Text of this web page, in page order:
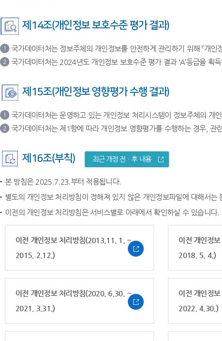
제14조(개인정보 보호수준 평가 결과)
1 국가데이터처는 정보주체의 개인정보를 안전하게 관리하기 위해 「개
2 국가데이터처는 2024년도 개인정보 보호수준 평가 결과 ‘A’등급을 획
제15조(개인정보 영향평가 수행 결과)
1 국가데이터처는 운영하고 있는 개인정보 처리시스템이 정보주체의 개
2 국가데이터처는 제1항에 따라 개인정보 영향평가를 수행하는 경우,
제16조(부칙) 최근 개정 전ㆍ후 내용
본 방침은 2025.7.23.부터 적용됩니다.
별도의 개인정보 처리방침이 정해져 있지 않은 개인정보파일에 대해서는
이전의 개인정보 처리방침은 서비스별로 아래에서 확인하실 수 있습니다.
이전 개인정보 처리방침(2013.11. 1. ~
2015. 2.12.)
이전 개인정
2018. 5. 4.)
이전 개인정보 처리방침(2020. 6.30. ~
2021. 3.31.)
이전 개인정
2022. 4.30.)